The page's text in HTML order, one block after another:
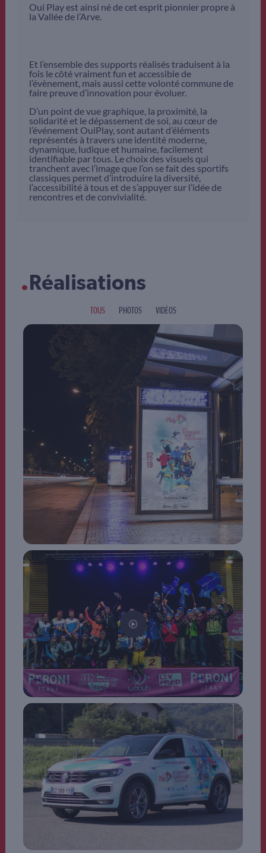
Oui Play est ainsi né de cet esprit pionnier propre à
la Vallée de l’Arve.
Et l’ensemble des supports réalisés traduisent à la
fois le côté vraiment fun et accessible de
l’évènement, mais aussi cette volonté commune de
faire preuve d’innovation pour évoluer.
D’un point de vue graphique, la proximité, la
solidarité et le dépassement de soi, au cœur de
l’événement OuiPlay, sont autant d’éléments
représentés à travers une identité moderne,
dynamique, ludique et humaine, facilement
identifiable par tous. Le choix des visuels qui
tranchent avec l’image que l’on se fait des sportifs
classiques permet d’introduire la diversité,
l’accessibilité à tous et de s’appuyer sur l’idée de
rencontres et de convivialité.
.Réalisations
TOUS PHOTOS VIDÉOS
Affiche